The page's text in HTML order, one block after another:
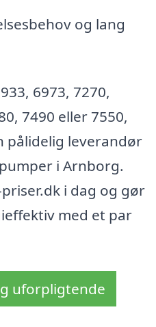
og lang
6973, 7270,
7490 eller 7550,
pålidelig leverandør
i Arnborg.
i dag og gør
med et par
uforpligtende